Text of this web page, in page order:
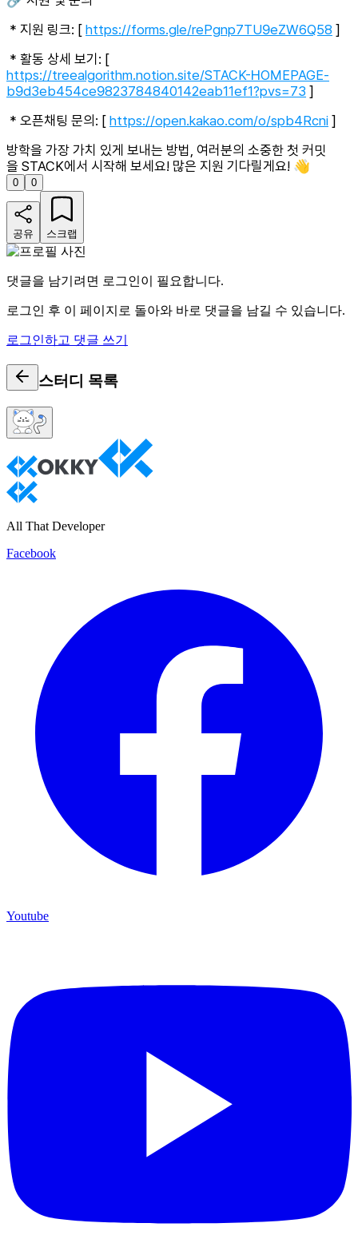
* 지원 링크: [ https://forms.gle/rePgnp7TU9eZW6Q58 ]
* 활동 상세 보기: [
https://treealgorithm.notion.site/STACK-HOMEPAGE-
b9d3eb454ce9823784840142eab11ef1?pvs=73 ]
* 오픈채팅 문의: [ https://open.kakao.com/o/spb4Rcni ]
방학을 가장 가치 있게 보내는 방법, 여러분의 소중한 첫 커밋
을 STACK에서 시작해 보세요! 많은 지원 기다릴게요! 👋
0 0
공유 스크랩
댓글을 남기려면 로그인이 필요합니다.
로그인 후 이 페이지로 돌아와 바로 댓글을 남길 수 있습니다.
로그인하고 댓글 쓰기
스터디 목록
All That Developer
Facebook
Youtube